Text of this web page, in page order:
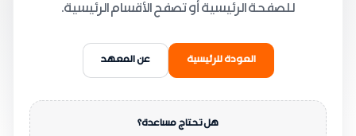
للصفحة الرئيسية أو تصفح الأقسام الرئيسية.
العودة للرئيسية عن المعهد
هل تحتاج مساعدة؟